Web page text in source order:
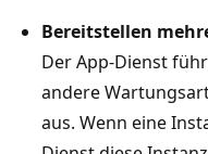
Bereitstellen
Der App-Dienst
andere
aus. Wenn eine